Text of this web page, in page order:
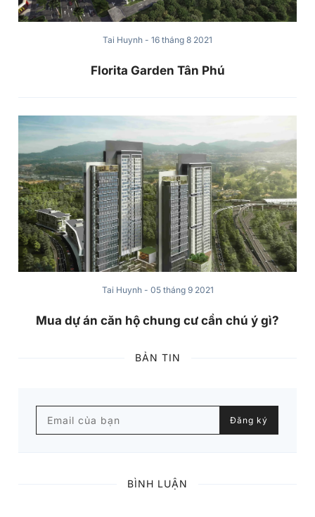
Tai Huynh - 16 tháng 8 2021
Florita Garden Tân Phú
Tai Huynh - 05 tháng 9 2021
Mua dự án căn hộ chung cư cần chú ý gì?
BẢN TIN
Email của bạn Đăng ký
BÌNH LUẬN